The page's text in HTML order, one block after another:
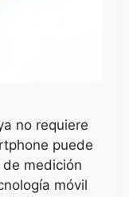
no requiere
puede
medición
móvil